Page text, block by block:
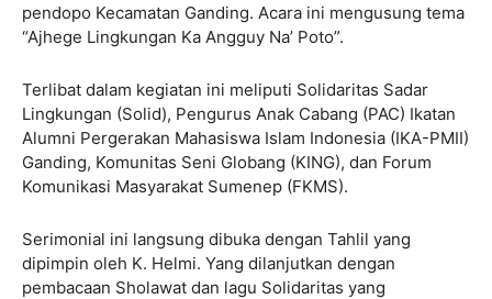
pendopo Kecamatan Ganding. Acara ini mengusung tema
“Ajhege Lingkungan Ka Angguy Na’ Poto”.
Terlibat dalam kegiatan ini meliputi Solidaritas Sadar
Lingkungan (Solid), Pengurus Anak Cabang (PAC) Ikatan
Alumni Pergerakan Mahasiswa Islam Indonesia (IKA-PMII)
Ganding, Komunitas Seni Globang (KING), dan Forum
Komunikasi Masyarakat Sumenep (FKMS).
Serimonial ini langsung dibuka dengan Tahlil yang
dipimpin oleh K. Helmi. Yang dilanjutkan dengan
pembacaan Sholawat dan lagu Solidaritas yang